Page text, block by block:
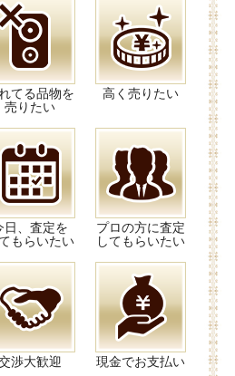
てる品物を
売りたい
高く売りたい
日、査定を
もらいたい
プロの方に査定
してもらいたい
渉大歓迎 現金でお支払い